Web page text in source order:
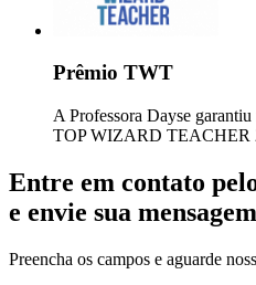
Prêmio TWT
A Professora Dayse
TOP WIZARD TEACHER
Entre em contato
e envie sua
Preencha os campos e aguarde